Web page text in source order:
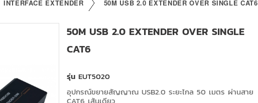
INTERFACE EXTENDER 50M USB 2.0 EXTENDER OVER SINGLE CAT6
50M USB 2.0 EXTENDER OVER SINGLE
CAT6
รุ่น EUT5020
อุปกรณ์ขยายสัญญาณ USB2.0 ระยะไกล 50 เมตร ผ่านสาย